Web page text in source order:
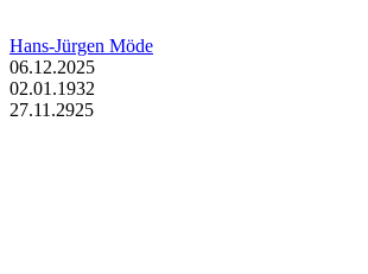
Hans-Jürgen Möde
06.12.2025
02.01.1932
27.11.2925